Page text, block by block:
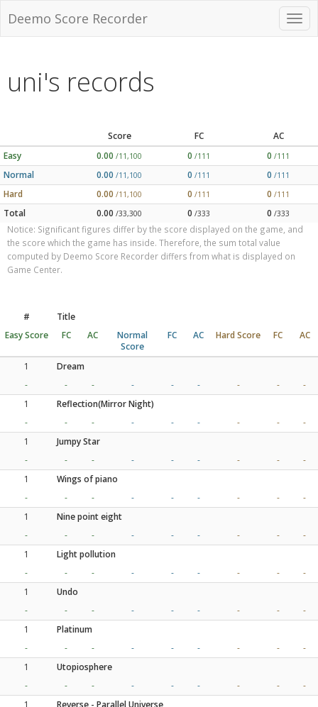
Deemo Score Recorder
uni's records
Score FC
AC
Easy
0.00 /11,100 0 /111 0 /111
Normal 0.00 /11,100 0 /111 0 /111
Hard 0.00 /11,100 0 /111 0 /111
Total 0.00 /33,300 0 /333 0 /333
Notice: Significant figures differ by the score displayed on the game, and
the score which the game has inside. Therefore, the sum total value
computed by Deemo Score Recorder differs from what is displayed on
Game Center.
#
Title
Easy Score
FC AC
Normal
Score
FC AC Hard Score FC AC
1
Dream
-
- - - - - - -
-
1
Reflection(Mirror Night)
-
- - - - - - -
-
1
Jumpy Star
-
- - - - - - -
-
1
Wings of piano
-
- - - - - - -
-
1
Nine point eight
-
- - - - - - -
-
1
Light pollution
-
- - - - - - -
-
1
Undo
-
- - - - - - -
-
1
Platinum
-
- - - - - - -
-
1
Utopiosphere
-
- - - - - - -
-
1
Reverse - Parallel Universe